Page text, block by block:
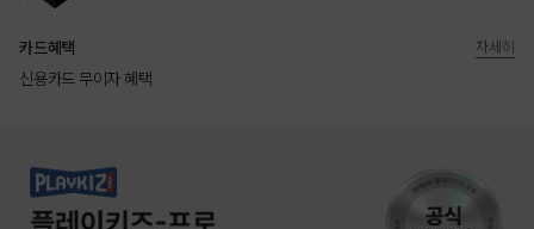
카드혜택
신용카드 무이자 혜택
자세히